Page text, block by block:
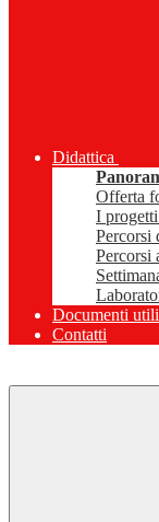
Didattica
Offerta
I
Percorsi
Percorsi
Documenti utili
Contatti